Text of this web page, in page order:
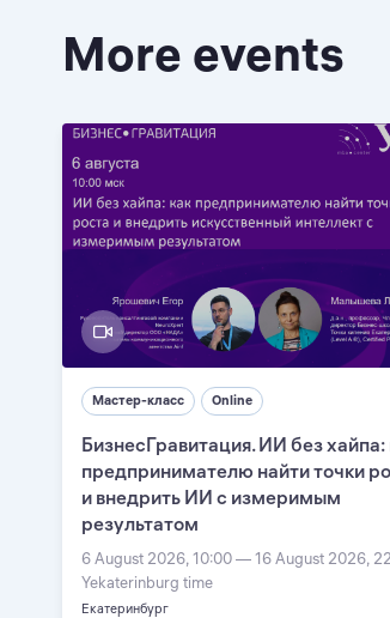
More events
Мастер-класс Online
БизнесГравитация. ИИ без хайпа:
предпринимателю найти точки
и внедрить ИИ с измеримым
результатом
6 August 2026, 10:00 — 16 August 2026,
Yekaterinburg time
Екатеринбург